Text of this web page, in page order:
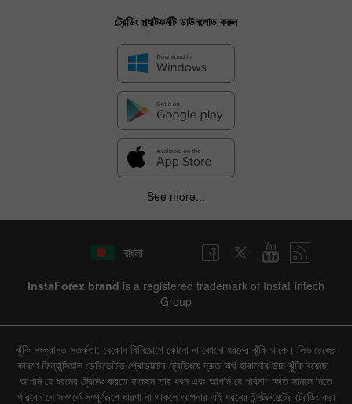
ট্রেডিং প্ল্যাটফর্মটি ডাউনলোড করুন
See more...
বাংলা
InstaForex brand is a registered trademark of InstaFintech
Group
ঝুঁকি সংক্রান্ত সতর্কতা: যেকোন বিনিয়োগে কোনো না কোনো ধরনের ঝুঁকি থাকে। লিভারেজের
কারণে ফিন্যান্সিয়াল ডেরিভেটিভ প্রোডাক্টের ট্রেডিংয়ে দ্রুত অর্থ হারানোর উচ্চ ঝুঁকি রয়েছে।
আপনি যে ধরনের ট্রেডিং করতে যাচ্ছেন তার ধরন এবং আপনি যে পরিমাণ ক্ষতি সামলে নিতে
পারবেন সে সম্পর্কে সম্পূর্ণরূপে ধারণা না থাকলে আপনার এই ধরনের ইন্সট্রুমেন্টের ট্রেডিং করা